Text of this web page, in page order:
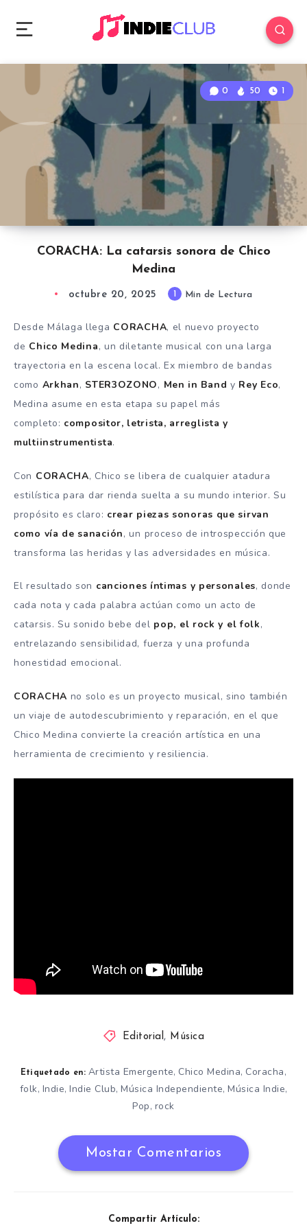
CORACHA: La catarsis sonora de Chico
Medina
0 50 1
octubre 20, 2025 Min de Lectura
Desde Málaga llega CORACHA, el nuevo proyecto
de Chico Medina, un diletante musical con una larga
trayectoria en la escena local. Ex miembro de bandas
como Arkhan, STER3OZONO, Men in Band y Rey Eco,
Medina asume en esta etapa su papel más
completo: compositor, letrista, arreglista y
multiinstrumentista.
Con CORACHA, Chico se libera de cualquier atadura
estilística para dar rienda suelta a su mundo interior. Su
propósito es claro: crear piezas sonoras que sirvan
como vía de sanación, un proceso de introspección que
transforma las heridas y las adversidades en música.
El resultado son canciones íntimas y personales, donde
cada nota y cada palabra actúan como un acto de
catarsis. Su sonido bebe del pop, el rock y el folk,
entrelazando sensibilidad, fuerza y una profunda
honestidad emocional.
CORACHA no solo es un proyecto musical, sino también
un viaje de autodescubrimiento y reparación, en el que
Chico Medina convierte la creación artística en una
herramienta de crecimiento y resiliencia.
Editorial , Música
Etiquetado en: Artista Emergente, Chico Medina, Coracha,
folk, Indie, Indie Club, Música Independiente, Música Indie,
Pop, rock
Mostar Comentarios
Compartir Artículo: